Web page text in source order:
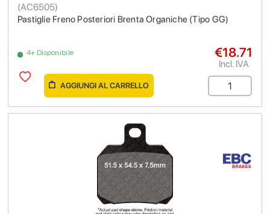
Pastiglie Freno Posteriori Brenta Organiche (Tipo GG)
(AC6505)
4+ Disponibile €18.71
Incl. IVA
AGGIUNGI AL CARRELLO